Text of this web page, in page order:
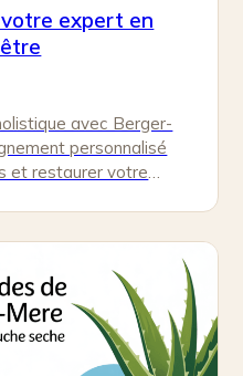
expert en
avec Berger-
personnalisé
et restaurer votre